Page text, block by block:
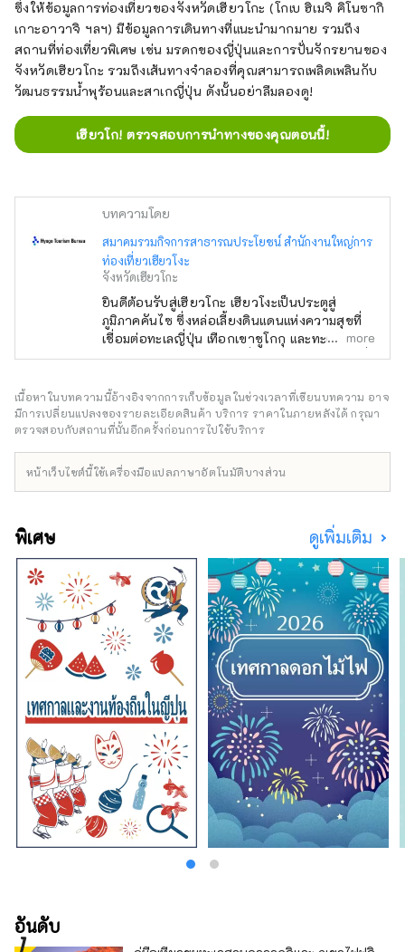
ซึ่งให้ข้อมูลการท่องเที่ยวของจังหวัดเฮียวโกะ (โกเบ ฮิเมจิ คิโนซากิ
เกาะอาวาจิ ฯลฯ) มีข้อมูลการเดินทางที่แนะนำมากมาย รวมถึง
สถานที่ท่องเที่ยวพิเศษ เช่น มรดกของญี่ปุ่นและการปั่นจักรยานของ
จังหวัดเฮียวโกะ รวมถึงเส้นทางจำลองที่คุณสามารถเพลิดเพลินกับ
วัฒนธรรมน้ำพุร้อนและสาเกญี่ปุ่น ดังนั้นอย่าลืมลองดู!
เฮียวโก! ตรวจสอบการนำทางของคุณตอนนี้!
บทความโดย
สมาคมรวมกิจการสาธารณประโยชน์ สำนักงานใหญ่การ
ท่องเที่ยวเฮียวโงะ
จังหวัดเฮียวโกะ
ยินดีต้อนรับสู่เฮียวโกะ เฮียวโงะเป็นประตูสู่
ภูมิภาคคันไซ ซึ่งหล่อเลี้ยงดินแดนแห่งความสุขที่
เชื่อมต่อทะเลญี่ปุ่น เทือกเขาชูโกกุ และทะเลเซโตะ
ใน ตลอดจนสภาพอากาศที่มีความสุข มีทิวทัศน์ที่
ปราสาทฮิเมจิ มรดกโลกที่ได้รับเลือกให้เป็นหนึ่ง
ใน 100 จุดชมซากุระที่ดีที่สุด และทิวทัศน์ยาม
ค่ำคืนแบบพาโนรามาจากภูเขาร็อคโค แบรนด์โก
หมายเหมือนกันกับเนื้อทาจิมะ เป็นหนึ่งในเนื้อวัว
ซากิออนเซ็นก็ปรากฏอยู่ในวรรณกรรมมากมาย
โอบล้อมด้วยธรรมชาติ ให้คุณได้ผ่อนคลาย
ร่างกายและจิตใจ คุณสามารถพบกับเสียงที่น่า
จดจำ เช่น เสียงฟ้าร้องของน้ำวนนารูโตะบนเกาะ
อาวาจิ และเสียงแบบไดนามิกของเทศกาลดอกไม้
ไฟที่จัดขึ้นในสถานที่ต่างๆ ในฤดูร้อน ในสวน
สมุนไพรและสวนพฤกษศาสตร์ในจังหวัด คุณจะ
ได้รับการเยียวยาด้วยกลิ่นสมุนไพรและดอกไม้ที่
อ่อนโยนและน่ารื่นรมย์ตลอดสี่ฤดูกาล เพลิดเพลิน
ไปกับการเดินทางครั้งใหม่ในเฮียวโงะที่กระตุ้น
สัมผัสทั้งห้าของการมองเห็น การรับรส การสัมผัส
การได้ยิน และการดมกลิ่น
more
เนื้อหาในบทความนี้อ้างอิงจากการเก็บข้อมูลในช่วงเวลาที่เขียนบทความ อาจ
มีการเปลี่ยนแปลงของรายละเอียดสินค้า บริการ ราคาในภายหลังได้ กรุณา
ตรวจสอบกับสถานที่นั้นอีกครั้งก่อนการไปใช้บริการ
หน้าเว็บไซต์นี้ใช้เครื่องมือแปลภาษาอัตโนมัติบางส่วน
พิเศษ ดูเพิ่มเติม
อันดับ